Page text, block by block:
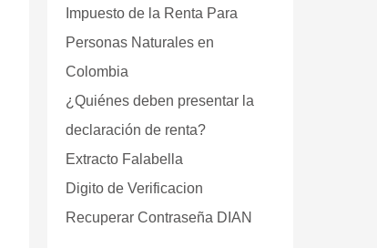
Impuesto de la Renta Para
Personas Naturales en
Colombia
¿Quiénes deben presentar la
declaración de renta?
Extracto Falabella
Digito de Verificacion
Recuperar Contraseña DIAN